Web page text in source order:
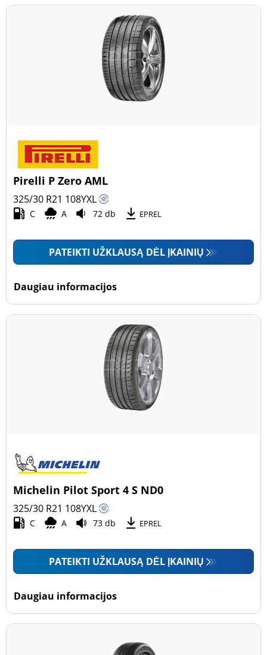
Pirelli P Zero AML
325/30 R21 108YXL
C A 72 db EPREL
PATEIKTI UŽKLAUSĄ DĖL ĮKAINIŲ
Daugiau informacijos
Michelin Pilot Sport 4 S ND0
325/30 R21 108YXL
C A 73 db EPREL
PATEIKTI UŽKLAUSĄ DĖL ĮKAINIŲ
Daugiau informacijos